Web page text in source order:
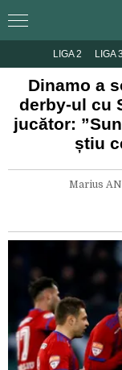
LIGA 2 LIGA 3
Dinamo a
derby-ul cu
jucător:
știu
Marius